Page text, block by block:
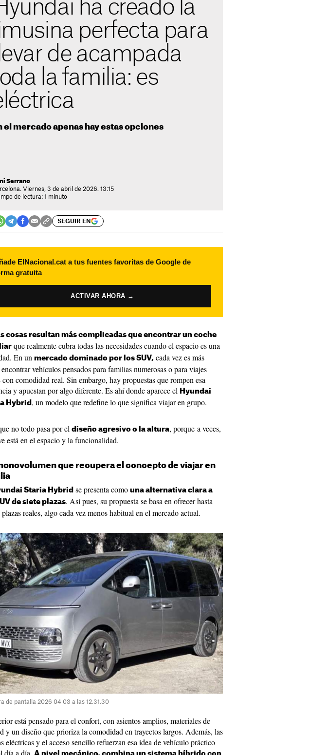
ha creado la
perfecta para
llevar de acampada
la familia: es
el mercado apenas hay estas opciones
Serrano
Viernes, 3 de abril de 2026. 13:15
de lectura: 1 minuto
SEGUIR EN
ElNacional.cat a tus fuentes favoritas de Google de
gratuita
ACTIVAR AHORA →
cosas resultan más complicadas que encontrar un coche
que realmente cubra todas las necesidades cuando el espacio es una
En un mercado dominado por los SUV, cada vez es más
vehículos pensados para familias numerosas o para viajes
con comodidad real. Sin embargo, hay propuestas que rompen esa
y apuestan por algo diferente. Es ahí donde aparece el Hyundai
Hybrid , un modelo que redefine lo que significa viajar en grupo.
no todo pasa por el diseño agresivo o la altura, porque a veces,
está en el espacio y la funcionalidad.
que recupera el concepto de viajar en
Staria Hybrid se presenta como una alternativa clara a
de siete plazas. Así pues, su propuesta se basa en ofrecer hasta
plazas reales, algo cada vez menos habitual en el mercado actual.
de pantalla 2026 04 03 a las 12.31.30
está pensado para el confort, con asientos amplios, materiales de
y un diseño que prioriza la comodidad en trayectos largos. Además, las
eléctricas y el acceso sencillo refuerzan esa idea de vehículo práctico
día a día.